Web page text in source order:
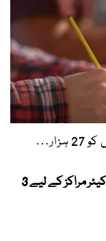
نیویارک میں ہوم بیسڈ چائلڈ کیئر مراکز کے لیے 3